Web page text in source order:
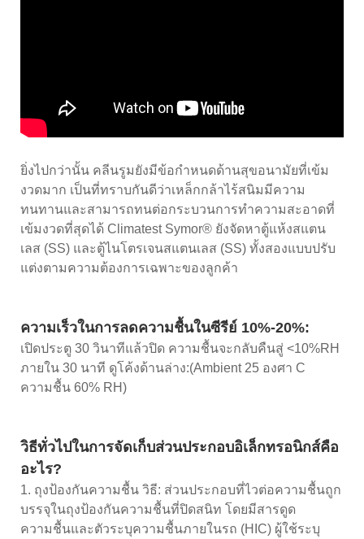
ยิ่งไปกว่านั้น คลีนรูมยังมีข้อกำหนดด้านสุขอนามัยที่เข้ม
งวดมาก เป็นที่ทราบกันดีว่าเหล็กกล้าไร้สนิมมีความ
ทนทานและสามารถทนต่อกระบวนการทำความสะอาดที่
เข้มงวดที่สุดได้ Climatest Symor® ยังจัดหาตู้แห้งสแตน
เลส (SS) และตู้ไนโตรเจนสแตนเลส (SS) ทั้งสองแบบปรับ
แต่งตามความต้องการเฉพาะของลูกค้า
ความเร็วในการลดความชื้นในซีรีย์ 10%-20%:
เปิดประตู 30 วินาทีแล้วปิด ความชื้นจะกลับคืนสู่ <10%RH
ภายใน 30 นาที ดูโค้งด้านล่าง:(Ambient 25 องศา C
ความชื้น 60% RH)
วิธีทั่วไปในการจัดเก็บส่วนประกอบอิเล็กทรอนิกส์คือ
อะไร?
1. ถุงป้องกันความชื้น วิธี: ส่วนประกอบที่ไวต่อความชื้นถูก
บรรจุในถุงป้องกันความชื้นที่ปิดสนิท โดยมีสารดูด
ความชื้นและตัวระบุความชื้นภายในรถ (HIC) ผู้ใช้ระบุ